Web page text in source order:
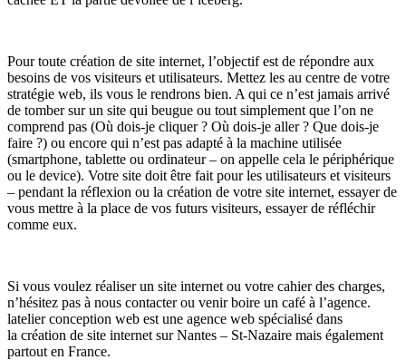
Pour toute création de site internet, l’objectif est de répondre aux
besoins de vos visiteurs et utilisateurs. Mettez les au centre de votre
stratégie web, ils vous le rendrons bien. A qui ce n’est jamais arrivé
de tomber sur un site qui beugue ou tout simplement que l’on ne
comprend pas (Où dois-je cliquer ? Où dois-je aller ? Que dois-je
faire ?) ou encore qui n’est pas adapté à la machine utilisée
(smartphone, tablette ou ordinateur – on appelle cela le périphérique
ou le device). Votre site doit être fait pour les utilisateurs et visiteurs
– pendant la réflexion ou la création de votre site internet, essayer de
vous mettre à la place de vos futurs visiteurs, essayer de réfléchir
comme eux.
Si vous voulez réaliser un site internet ou votre cahier des charges,
n’hésitez pas à nous contacter ou venir boire un café à l’agence.
latelier conception web est une agence web spécialisé dans
la création de site internet sur Nantes – St-Nazaire mais également
partout en France.